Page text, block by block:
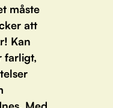
måste
att
Kan
farligt,